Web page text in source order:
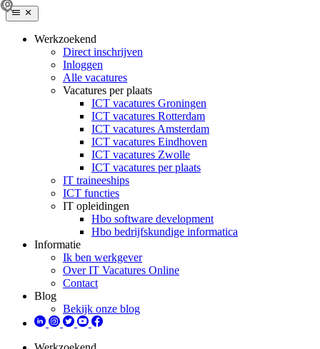
Werkzoekend
Direct inschrijven
Inloggen
Alle vacatures
Vacatures per plaats
ICT vacatures Groningen
ICT vacatures Rotterdam
ICT vacatures Amsterdam
ICT vacatures Eindhoven
ICT vacatures Zwolle
ICT vacatures per plaats
IT traineeships
ICT functies
IT opleidingen
Hbo software development
Hbo bedrijfskundige informatica
Informatie
Ik ben werkgever
Over IT Vacatures Online
Contact
Blog
Bekijk onze blog